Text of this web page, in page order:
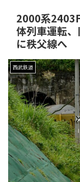
2000系
体列車運転
に秩父線へ
西武鉄道